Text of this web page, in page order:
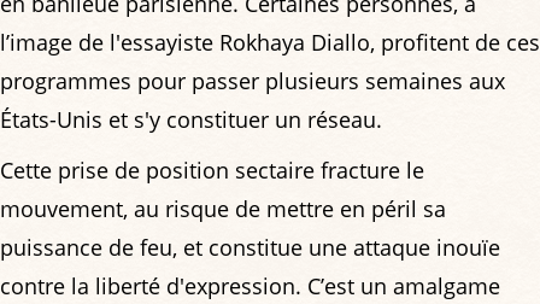
l’image de l'essayiste Rokhaya Diallo, profitent de ces
programmes pour passer plusieurs semaines aux
États-Unis et s'y constituer un réseau.
Cette prise de position sectaire fracture le
mouvement, au risque de mettre en péril sa
puissance de feu, et constitue une attaque inouïe
contre la liberté d'expression. C’est un amalgame